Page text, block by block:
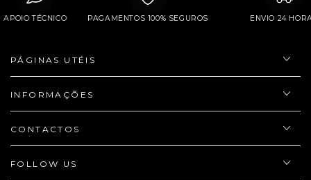
APOIO TÉCNICO PAGAMENTOS 100% SEGUROS ENVIO 24
PÁGINAS UTÉIS
INFORMAÇÕES
CONTACTOS
FOLLOW US